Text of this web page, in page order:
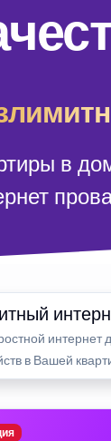
в
интернет
в Вашей